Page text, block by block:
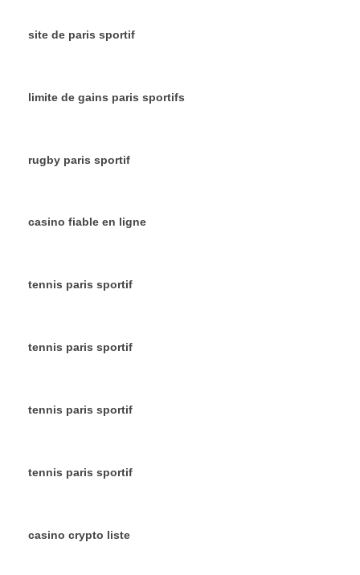
site de paris sportif
limite de gains paris sportifs
rugby paris sportif
casino fiable en ligne
tennis paris sportif
tennis paris sportif
tennis paris sportif
tennis paris sportif
casino crypto liste